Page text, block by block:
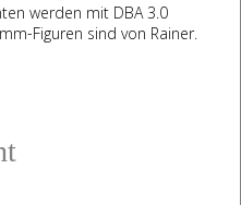
werden mit DBA 3.0
Figuren sind von Rainer.